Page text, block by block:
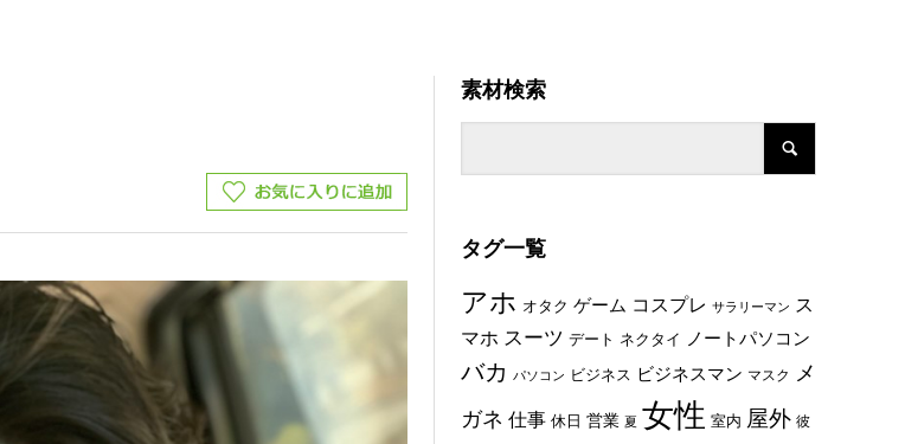
素材検索
タグ一覧
アホ オタク ゲーム コスプレ サラリーマン ス
マホ スーツ デート ネクタイ ノートパソコン
バカ パソコン ビジネス ビジネスマン マスク メ
ガネ 仕事 休日 営業 夏 女性 室内 屋外 彼